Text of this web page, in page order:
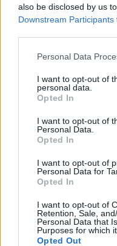
also be disclosed by us
Downstream Participants
Personal Data
I want to opt-out of
personal data.
Opted In
I want to opt-out of
Personal Data.
Opted In
I want to opt-out of
Personal Data for
Opted In
I want to opt-out of
Retention, Sale,
Personal Data that
Purposes for which
Opted Out
unico. Anche altre chiavi
Key, in tournée in Asia e
Milot è un artista italo-
semplice, così come
lanciare con la sua
collettive che ci
vuole essere soprattutto
perché tutti abbiamo il
meritano le stesse
Scheda Tecnica